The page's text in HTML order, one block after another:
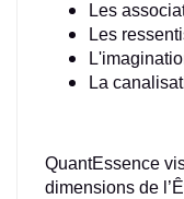
Les
Les
La
QuantEssence
dimensions de